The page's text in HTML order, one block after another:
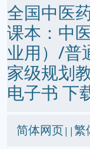
全国中医
课本：中
业用）/普
家级规划
电子书 下
简体网页||繁